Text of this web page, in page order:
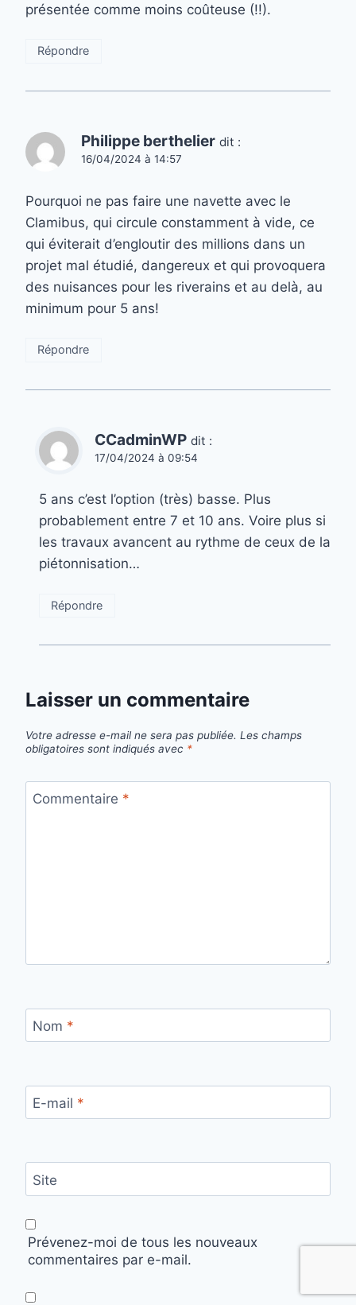
présentée comme moins coûteuse (!!).
Répondre
Philippe berthelier dit :
16/04/2024 à 14:57
Pourquoi ne pas faire une navette avec le
Clamibus, qui circule constamment à vide, ce
qui éviterait d’engloutir des millions dans un
projet mal étudié, dangereux et qui provoquera
des nuisances pour les riverains et au delà, au
minimum pour 5 ans!
Répondre
CCadminWP dit :
17/04/2024 à 09:54
5 ans c’est l’option (très) basse. Plus
probablement entre 7 et 10 ans. Voire plus si
les travaux avancent au rythme de ceux de la
piétonnisation…
Répondre
Laisser un commentaire
Votre adresse e-mail ne sera pas publiée. Les champs
obligatoires sont indiqués avec *
Commentaire *
Nom *
E-mail *
Site
Prévenez-moi de tous les nouveaux
commentaires par e-mail.